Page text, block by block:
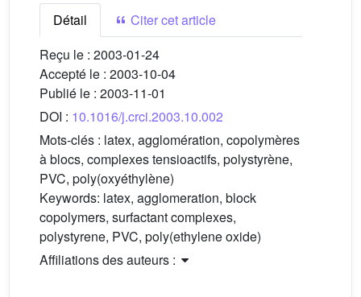
Détail
Citer cet article
Reçu le : 2003-01-24
Accepté le : 2003-10-04
Publié le : 2003-11-01
DOI : 10.1016/j.crci.2003.10.002
Mots-clés : latex, agglomération, copolymères
à blocs, complexes tensioactifs, polystyrène,
PVC, poly(oxyéthylène)
Keywords: latex, agglomeration, block
copolymers, surfactant complexes,
polystyrene, PVC, poly(ethylene oxide)
Affiliations des auteurs :